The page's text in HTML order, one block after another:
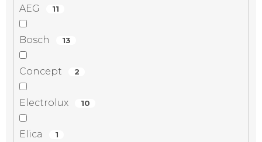
AEG 11
Bosch 13
Concept 2
Electrolux 10
Elica 1